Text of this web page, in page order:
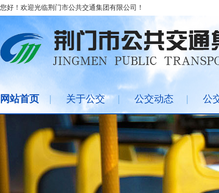
您好！欢迎光临荆门市公共交通集团有限公司！
网站首页 | 关于公交 | 公交动态 | 公